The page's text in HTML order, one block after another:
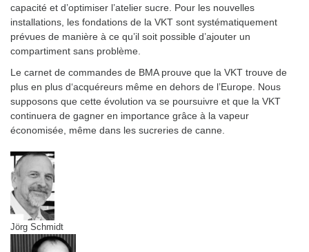
capacité et d’optimiser l’atelier sucre. Pour les nouvelles
installations, les fondations de la VKT sont systématiquement
prévues de manière à ce qu’il soit possible d’ajouter un
compartiment sans problème.
Le carnet de commandes de BMA prouve que la VKT trouve de
plus en plus d‘acquéreurs même en dehors de l’Europe. Nous
supposons que cette évolution va se poursuivre et que la VKT
continuera de gagner en importance grâce à la vapeur
économisée, même dans les sucreries de canne.
Jörg Schmidt